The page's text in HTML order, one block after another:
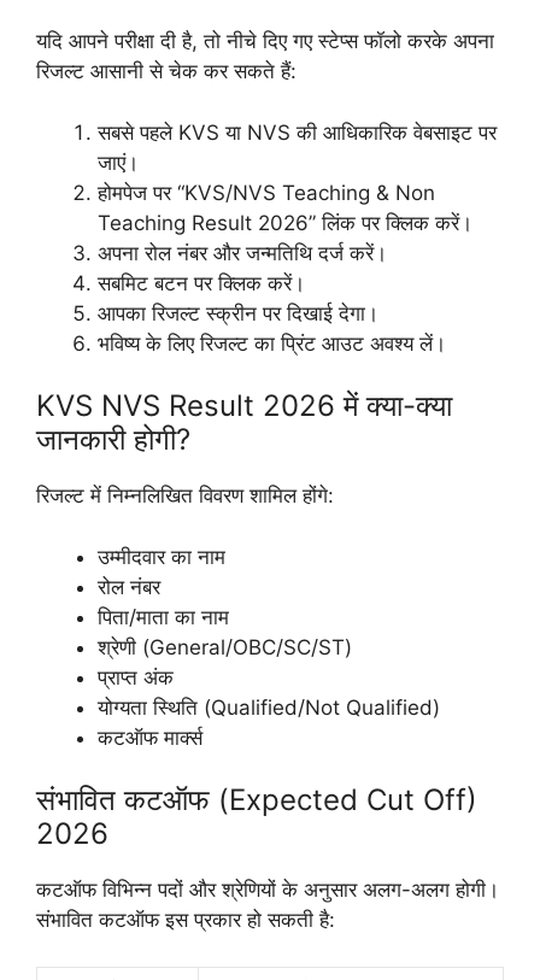
यदि आपने परीक्षा दी है, तो नीचे दिए गए स्टेप्स फॉलो करके अपना
रिजल्ट आसानी से चेक कर सकते हैं:
सबसे पहले KVS या NVS की आधिकारिक वेबसाइट पर
जाएं।
होमपेज पर “KVS/NVS Teaching & Non
Teaching Result 2026” लिंक पर क्लिक करें।
अपना रोल नंबर और जन्मतिथि दर्ज करें।
सबमिट बटन पर क्लिक करें।
आपका रिजल्ट स्क्रीन पर दिखाई देगा।
भविष्य के लिए रिजल्ट का प्रिंट आउट अवश्य लें।
KVS NVS Result 2026 में क्या-क्या
जानकारी होगी?
रिजल्ट में निम्नलिखित विवरण शामिल होंगे:
उम्मीदवार का नाम
रोल नंबर
पिता/माता का नाम
श्रेणी (General/OBC/SC/ST)
प्राप्त अंक
योग्यता स्थिति (Qualified/Not Qualified)
कटऑफ मार्क्स
संभावित कटऑफ (Expected Cut Off)
2026
कटऑफ विभिन्न पदों और श्रेणियों के अनुसार अलग-अलग होगी।
संभावित कटऑफ इस प्रकार हो सकती है: